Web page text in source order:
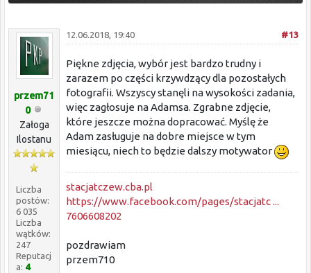
przem71
0
Załoga
Ilostanu
Liczba
postów:
6 035
Liczba
wątków:
247
Reputacj
a: 4
#13
12.06.2018, 19:40
Piękne zdjęcia, wybór jest bardzo trudny i
zarazem po części krzywdzący dla pozostałych
fotografii. Wszyscy stanęli na wysokości zadania,
więc zagłosuje na Adamsa. Zgrabne zdjęcie,
które jeszcze można dopracować. Myślę że
Adam zasługuje na dobre miejsce w tym
miesiącu, niech to będzie dalszy motywator
stacjatczew.cba.pl
https://www.facebook.com/pages/stacjatc ...
7606608202
pozdrawiam
przem710